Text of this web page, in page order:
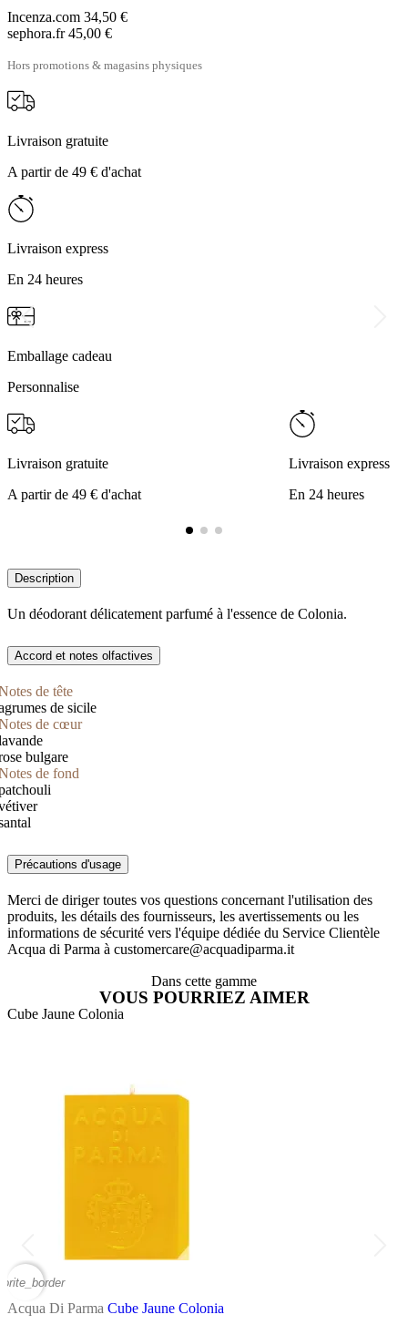
Incenza.com 34,50 €
sephora.fr 45,00 €
Hors promotions & magasins physiques
Livraison gratuite
A partir de 49 € d'achat
Livraison express
En 24 heures
Emballage cadeau
Personnalise
Livraison gratuite
A partir de 49 € d'achat
Livraison express
En 24 heures
Description
Un déodorant délicatement parfumé à l'essence de Colonia.
Accord et notes olfactives
de tête
de sicile
de cœur
bulgare
de fond
Précautions d'usage
Merci de diriger toutes vos questions concernant l'utilisation des
produits, les détails des fournisseurs, les avertissements ou les
informations de sécurité vers l'équipe dédiée du Service Clientèle
Acqua di Parma à customercare@acquadiparma.it
Dans cette gamme
VOUS POURRIEZ AIMER
Cube Jaune Colonia
Acqua Di Parma Cube Jaune Colonia